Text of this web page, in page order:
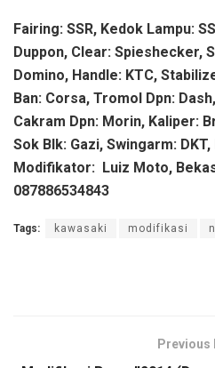
Fairing: SSR, Kedok Lampu:
Duppon, Clear: Spieshecker,
Domino, Handle: KTC,
Ban: Corsa, Tromol Dpn:
Cakram Dpn: Morin, Kaliper:
Sok Blk: Gazi, Swingarm:
Modifikator: Luiz Moto,
087886534843
Tags: kawasaki modifikasi
Previous